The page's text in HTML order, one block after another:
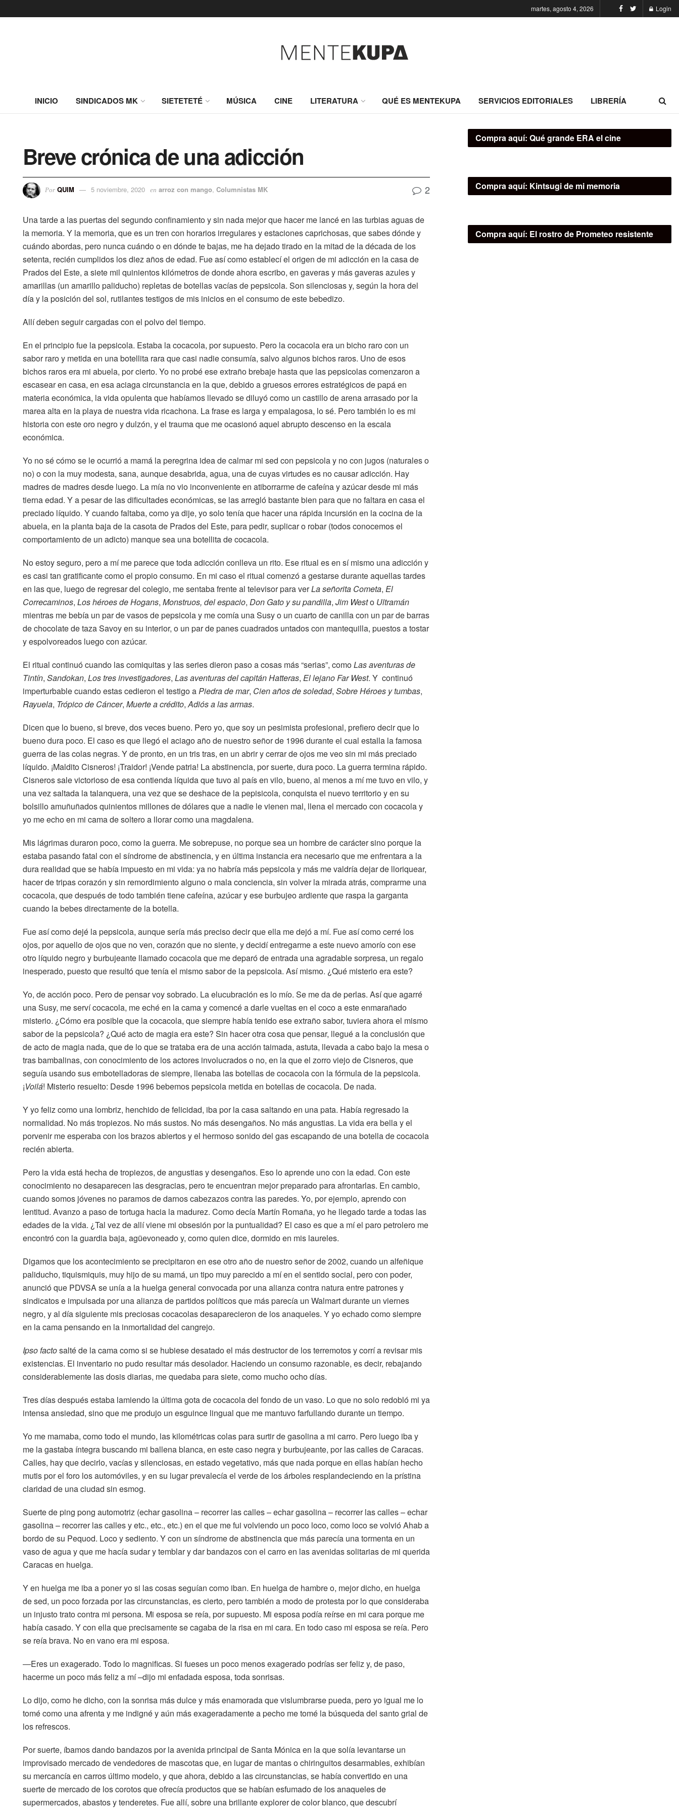
martes, agosto 4, 2026 Login
INICIO SINDICADOS MK SIETETETÉ MÚSICA CINE LITERATURA QUÉ ES MENTEKUPA SERVICIOS EDITORIALES LIBRERÍA
Breve crónica de una adicción
Por QUIM 5 noviembre, 2020 en arroz con mango, Columnistas MK 2
Una tarde a las puertas del segundo confinamiento y sin nada mejor que hacer me lancé en las turbias aguas de
la memoria. Y la memoria, que es un tren con horarios irregulares y estaciones caprichosas, que sabes dónde y
cuándo abordas, pero nunca cuándo o en dónde te bajas, me ha dejado tirado en la mitad de la década de los
setenta, recién cumplidos los diez años de edad. Fue así como establecí el origen de mi adicción en la casa de
Prados del Este, a siete mil quinientos kilómetros de donde ahora escribo, en gaveras y más gaveras azules y
amarillas (un amarillo paliducho) repletas de botellas vacías de pepsicola. Son silenciosas y, según la hora del
día y la posición del sol, rutilantes testigos de mis inicios en el consumo de este bebedizo.
Allí deben seguir cargadas con el polvo del tiempo.
En el principio fue la pepsicola. Estaba la cocacola, por supuesto. Pero la cocacola era un bicho raro con un
sabor raro y metida en una botellita rara que casi nadie consumía, salvo algunos bichos raros. Uno de esos
bichos raros era mi abuela, por cierto. Yo no probé ese extraño brebaje hasta que las pepsicolas comenzaron a
escasear en casa, en esa aciaga circunstancia en la que, debido a gruesos errores estratégicos de papá en
materia económica, la vida opulenta que habíamos llevado se diluyó como un castillo de arena arrasado por la
marea alta en la playa de nuestra vida ricachona. La frase es larga y empalagosa, lo sé. Pero también lo es mi
historia con este oro negro y dulzón, y el trauma que me ocasionó aquel abrupto descenso en la escala
económica.
Yo no sé cómo se le ocurrió a mamá la peregrina idea de calmar mi sed con pepsicola y no con jugos (naturales o
no) o con la muy modesta, sana, aunque desabrida, agua, una de cuyas virtudes es no causar adicción. Hay
madres de madres desde luego. La mía no vio inconveniente en atiborrarme de cafeína y azúcar desde mi más
tierna edad. Y a pesar de las dificultades económicas, se las arregló bastante bien para que no faltara en casa el
preciado líquido. Y cuando faltaba, como ya dije, yo solo tenía que hacer una rápida incursión en la cocina de la
abuela, en la planta baja de la casota de Prados del Este, para pedir, suplicar o robar (todos conocemos el
comportamiento de un adicto) manque sea una botellita de cocacola.
No estoy seguro, pero a mí me parece que toda adicción conlleva un rito. Ese ritual es en sí mismo una adicción y
es casi tan gratificante como el propio consumo. En mi caso el ritual comenzó a gestarse durante aquellas tardes
en las que, luego de regresar del colegio, me sentaba frente al televisor para verLa señorita Cometa, El
Correcaminos, Los héroes de Hogans, Monstruos, del espacio, Don Gato y su pandilla, Jim Westo Ultramán
mientras me bebía un par de vasos de pepsicola y me comía una Susy o un cuarto de canilla con un par de barras
de chocolate de taza Savoy en su interior, o un par de panes cuadrados untados con mantequilla, puestos a tostar
y espolvoreados luego con azúcar.
El ritual continuó cuando las comiquitas y las series dieron paso a cosas más “serias”, comoLas aventuras de
Tintín, Sandokan, Los tres investigadores, Las aventuras del capitán Hatteras, El lejano Far West. Y continuó
imperturbable cuando estas cedieron el testigo aPiedra de mar, Cien años de soledad, Sobre Héroes y tumbas,
Rayuela, Trópico de Cáncer, Muerte a crédito,Adiós a las armas.
Dicen que lo bueno, si breve, dos veces bueno. Pero yo, que soy un pesimista profesional, prefiero decir que lo
bueno dura poco. El caso es que llegó el aciago año de nuestro señor de 1996 durante el cual estalla la famosa
guerra de las colas negras. Y de pronto, en un tris tras, en un abrir y cerrar de ojos me veo sin mi más preciado
líquido. ¡Maldito Cisneros! ¡Traidor! ¡Vende patria! La abstinencia, por suerte, dura poco. La guerra termina rápido.
Cisneros sale victorioso de esa contienda líquida que tuvo al país en vilo, bueno, al menos a mí me tuvo en vilo, y
una vez saltada la talanquera, una vez que se deshace de la pepisicola, conquista el nuevo territorio y en su
bolsillo amuñuñados quinientos millones de dólares que a nadie le vienen mal, llena el mercado con cocacola y
yo me echo en mi cama de soltero a llorar como una magdalena.
Mis lágrimas duraron poco, como la guerra. Me sobrepuse, no porque sea un hombre de carácter sino porque la
estaba pasando fatal con el síndrome de abstinencia, y en última instancia era necesario que me enfrentara a la
dura realidad que se había impuesto en mi vida: ya no habría más pepsicola y más me valdría dejar de lloriquear,
hacer de tripas corazón y sin remordimiento alguno o mala conciencia, sin volver la mirada atrás, comprarme una
cocacola, que después de todo también tiene cafeína, azúcar y ese burbujeo ardiente que raspa la garganta
cuando la bebes directamente de la botella.
Fue así como dejé la pepsicola, aunque sería más preciso decir que ella me dejó a mí. Fue así como cerré los
ojos, por aquello de ojos que no ven, corazón que no siente, y decidí entregarme a este nuevo amorío con ese
otro líquido negro y burbujeante llamado cocacola que me deparó de entrada una agradable sorpresa, un regalo
inesperado, puesto que resultó que tenía el mismo sabor de la pepsicola. Así mismo. ¿Qué misterio era este?
Yo, de acción poco. Pero de pensar voy sobrado. La elucubración es lo mío. Se me da de perlas. Así que agarré
una Susy, me serví cocacola, me eché en la cama y comencé a darle vueltas en el coco a este enmarañado
misterio. ¿Cómo era posible que la cocacola, que siempre había tenido ese extraño sabor, tuviera ahora el mismo
sabor de la pepsicola? ¿Qué acto de magia era este? Sin hacer otra cosa que pensar, llegué a la conclusión que
de acto de magia nada, que de lo que se trataba era de una acción taimada, astuta, llevada a cabo bajo la mesa o
tras bambalinas, con conocimiento de los actores involucrados o no, en la que el zorro viejo de Cisneros, que
seguía usando sus embotelladoras de siempre, llenaba las botellas de cocacola con la fórmula de la pepsicola.
¡Voilá! Misterio resuelto: Desde 1996 bebemos pepsicola metida en botellas de cocacola. De nada.
Y yo feliz como una lombriz, henchido de felicidad, iba por la casa saltando en una pata. Había regresado la
normalidad. No más tropiezos. No más sustos. No más desengaños. No más angustias. La vida era bella y el
porvenir me esperaba con los brazos abiertos y el hermoso sonido del gas escapando de una botella de cocacola
recién abierta.
Pero la vida está hecha de tropiezos, de angustias y desengaños. Eso lo aprende uno con la edad. Con este
conocimiento no desaparecen las desgracias, pero te encuentran mejor preparado para afrontarlas. En cambio,
cuando somos jóvenes no paramos de darnos cabezazos contra las paredes. Yo, por ejemplo, aprendo con
lentitud. Avanzo a paso de tortuga hacia la madurez. Como decía Martín Romaña, yo he llegado tarde a todas las
edades de la vida. ¿Tal vez de allí viene mi obsesión por la puntualidad? El caso es que a mí el paro petrolero me
encontró con la guardia baja, agüevoneado y, como quien dice, dormido en mis laureles.
Digamos que los acontecimiento se precipitaron en ese otro año de nuestro señor de 2002, cuando un alfeñique
paliducho, tiquismiquis, muy hijo de su mamá, un tipo muy parecido a mí en el sentido social, pero con poder,
anunció que PDVSA se unía a la huelga general convocada por una alianza contra natura entre patrones y
sindicatos e impulsada por una alianza de partidos políticos que más parecía un Walmart durante un viernes
negro, y al día siguiente mis preciosas cocacolas desaparecieron de los anaqueles. Y yo echado como siempre
en la cama pensando en la inmortalidad del cangrejo.
Ipso factosalté de la cama como si se hubiese desatado el más destructor de los terremotos y corrí a revisar mis
existencias. El inventario no pudo resultar más desolador. Haciendo un consumo razonable, es decir, rebajando
considerablemente las dosis diarias, me quedaba para siete, como mucho ocho días.
Tres días después estaba lamiendo la última gota de cocacola del fondo de un vaso. Lo que no solo redobló mi ya
intensa ansiedad, sino que me produjo un esguince lingual que me mantuvo farfullando durante un tiempo.
Yo me mamaba, como todo el mundo, las kilométricas colas para surtir de gasolina a mi carro. Pero luego iba y
me la gastaba íntegra buscando mi ballena blanca, en este caso negra y burbujeante, por las calles de Caracas.
Calles, hay que decirlo, vacías y silenciosas, en estado vegetativo, más que nada porque en ellas habían hecho
mutis por el foro los automóviles, y en su lugar prevalecía el verde de los árboles resplandeciendo en la prístina
claridad de una ciudad sin esmog.
Suerte de ping pong automotriz (echar gasolina – recorrer las calles – echar gasolina – recorrer las calles – echar
gasolina – recorrer las calles y etc., etc., etc.) en el que me fui volviendo un poco loco, como loco se volvió Ahab a
bordo de su Pequod. Loco y sediento. Y con un síndrome de abstinencia que más parecía una tormenta en un
vaso de agua y que me hacía sudar y temblar y dar bandazos con el carro en las avenidas solitarias de mi querida
Caracas en huelga.
Y en huelga me iba a poner yo si las cosas seguían como iban. En huelga de hambre o, mejor dicho, en huelga
de sed, un poco forzada por las circunstancias, es cierto, pero también a modo de protesta por lo que consideraba
un injusto trato contra mi persona. Mi esposa se reía, por supuesto. Mi esposa podía reírse en mi cara porque me
había casado. Y con ella que precisamente se cagaba de la risa en mi cara. En todo caso mi esposa se reía. Pero
se reía brava. No en vano era mi esposa.
―Eres un exagerado. Todo lo magnificas. Si fueses un poco menos exagerado podrías ser feliz y, de paso,
hacerme un poco más feliz a mí –dijo mi enfadada esposa, toda sonrisas.
Lo dijo, como he dicho, con la sonrisa más dulce y más enamorada que vislumbrarse pueda, pero yo igual me lo
tomé como una afrenta y me indigné y aún más exageradamente a pecho me tomé la búsqueda del santo grial de
los refrescos.
Por suerte, íbamos dando bandazos por la avenida principal de Santa Mónica en la que solía levantarse un
improvisado mercado de vendedores de mascotas que, en lugar de mantas o chiringuitos desarmables, exhibían
su mercancía en carros último modelo, y que ahora, debido a las circunstancias, se había convertido en una
suerte de mercado de los corotos que ofrecía productos que se habían esfumado de los anaqueles de
supermercados, abastos y tenderetes. Fue allí, sobre una brillante explorer de color blanco, que descubrí
Compra aquí: Qué grande ERA el cine
Compra aquí: Kintsugi de mi memoria
Compra aquí: El rostro de Prometeo resistente